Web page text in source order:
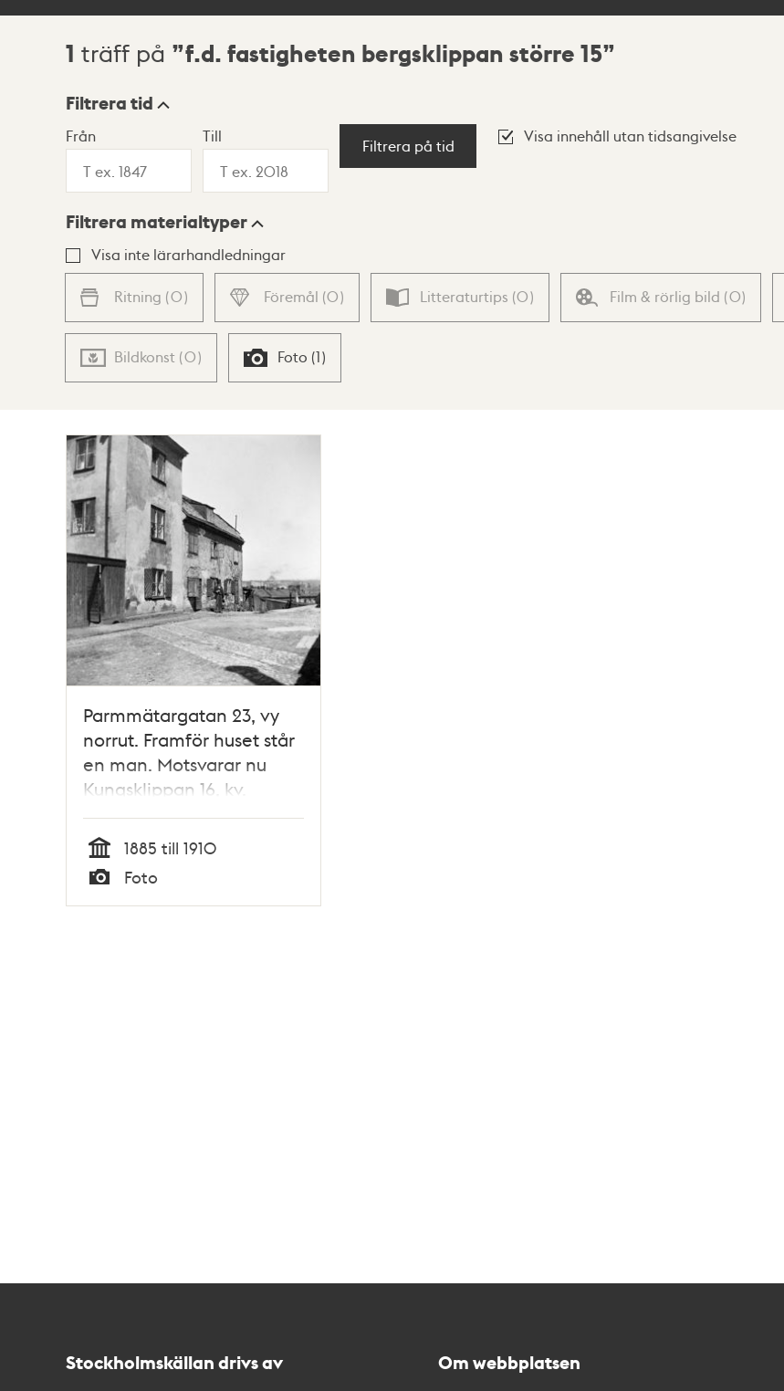
Sökresultat
1 träff på f.d. fastigheten bergsklippan större 15
Visningsläge
Lista Karta
Filtrera tid
Från Till
Filtrera på tid
Visa innehåll utan tidsangivelse
Filtrera materialtyper
Visa inte lärarhandledningar
Ritning (0) Föremål (0) Litteraturtips (0) Film & rörlig bild (0)
Bildkonst (0) Foto (1)
Parmmätargatan 23, vy
norrut. Framför huset står
en man. Motsvarar nu
Kungsklippan 16, kv.
Diamanten
Tid
1885 till 1910
Typ
Foto
Stockholmskällan drivs av Om webbplatsen